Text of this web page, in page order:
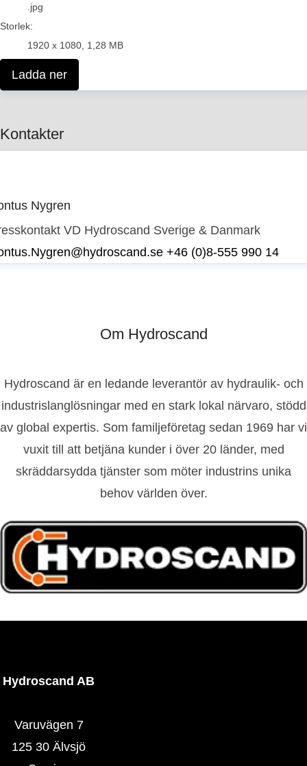
.jpg
Storlek:
1920 x 1080, 1,28 MB
Ladda ner
Kontakter
Nygren
VD Hydroscand Sverige & Danmark
+46 (0)8-555 990 14
Om Hydroscand
Hydroscand är en ledande leverantör av hydraulik- och
industrislanglösningar med en stark lokal närvaro, stödd
av global expertis. Som familjeföretag sedan 1969 har vi
vuxit till att betjäna kunder i över 20 länder, med
skräddarsydda tjänster som möter industrins unika
behov världen över.
Hydroscand AB
Varuvägen 7
125 30 Älvsjö